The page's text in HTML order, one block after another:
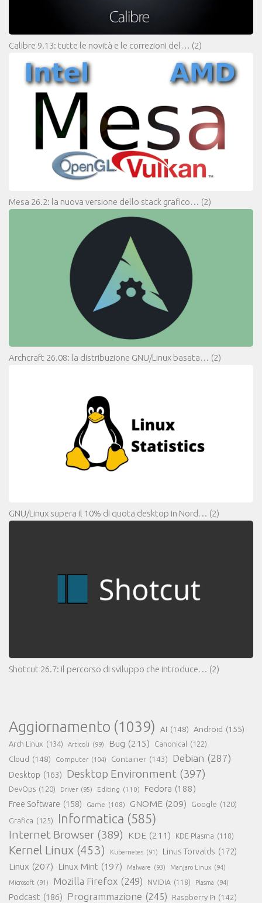
Calibre 9.13: tutte le novità e le correzioni del… (2)
Mesa 26.2: la nuova versione dello stack grafico… (2)
Archcraft 26.08: la distribuzione GNU/Linux basata… (2)
GNU/Linux supera il 10% di quota desktop in Nord… (2)
Shotcut 26.7: il percorso di sviluppo che introduce… (2)
Aggiornamento (1039) AI (148) Android (155)
Arch Linux (134) Articoli (99) Bug (215) Canonical (122)
Cloud (148) Computer (104) Container (143) Debian (287)
Desktop (163) Desktop Environment (397)
DevOps (120) Driver (95) Editing (110) Fedora (188)
Free Software (158) Game (108) GNOME (209) Google (120)
Grafica (125) Informatica (585)
Internet Browser (389) KDE (211) KDE Plasma (118)
Kernel Linux (453) Kubernetes (91) Linus Torvalds (172)
Linux (207) Linux Mint (197) Malware (93) Manjaro Linux (94)
Microsoft (91) Mozilla Firefox (249) NVIDIA (118) Plasma (94)
Podcast (186) Programmazione (245) Raspberry Pi (142)